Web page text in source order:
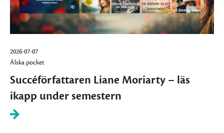
2026-07-07
Älska pocket
Succéförfattaren Liane Moriarty – läs
ikapp under semestern